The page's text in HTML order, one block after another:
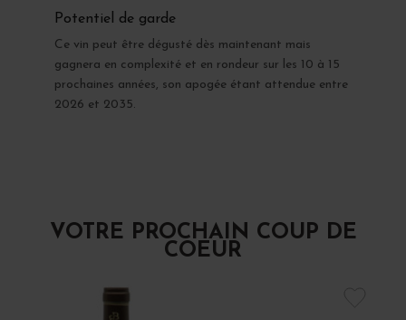
Potentiel de garde
Ce vin peut être dégusté dès maintenant mais
gagnera en complexité et en rondeur sur les 10 à 15
prochaines années, son apogée étant attendue entre
2026 et 2035.
VOTRE PROCHAIN COUP DE
COEUR